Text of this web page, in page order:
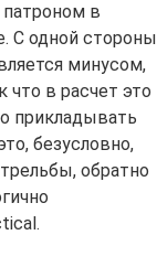
патроном в
С одной стороны
минусом,
что в расчет это
прикладывать
безусловно,
обратно